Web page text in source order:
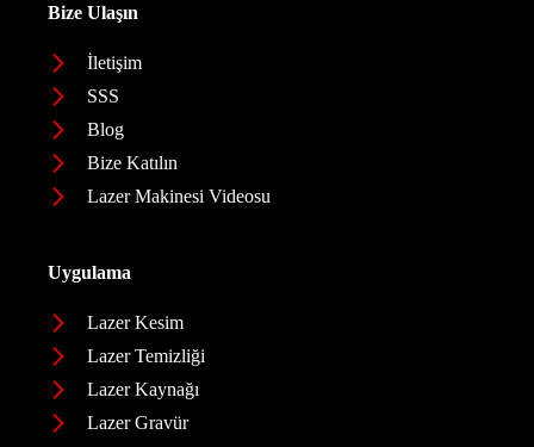
Bize Ulaşın
İletişim
SSS
Blog
Bize Katılın
Lazer Makinesi Videosu
Uygulama
Lazer Kesim
Lazer Temizliği
Lazer Kaynağı
Lazer Gravür